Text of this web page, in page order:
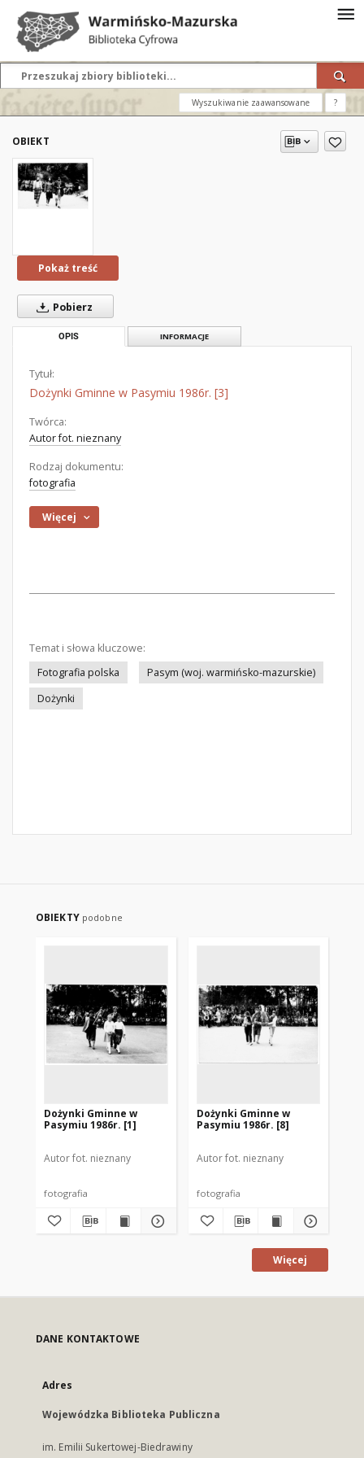
Wyszukiwanie zaawansowane ?
OBIEKT
Pokaż treść
Pobierz
OPIS INFORMACJE
Tytuł:
Dożynki Gminne w Pasymiu 1986r. [3]
Twórca:
Autor fot. nieznany
Rodzaj dokumentu:
fotografia
Więcej
Temat i słowa kluczowe:
Fotografia polska
Pasym (woj. warmińsko-mazurskie)
Dożynki
OBIEKTY podobne
Dożynki Gminne w
Pasymiu 1986r. [1]
Autor fot. nieznany
fotografia
Dożynki Gminne w
Pasymiu 1986r. [8]
Autor fot. nieznany
fotografia
Więcej
DANE KONTAKTOWE
Adres
Wojewódzka Biblioteka Publiczna
im. Emilii Sukertowej-Biedrawiny